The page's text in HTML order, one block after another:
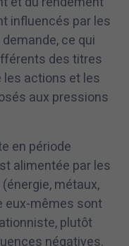
influencés par les
ce qui
des titres
actions et les
aux pressions
en période
alimentée par les
métaux,
eux-mêmes sont
plutôt
négatives.